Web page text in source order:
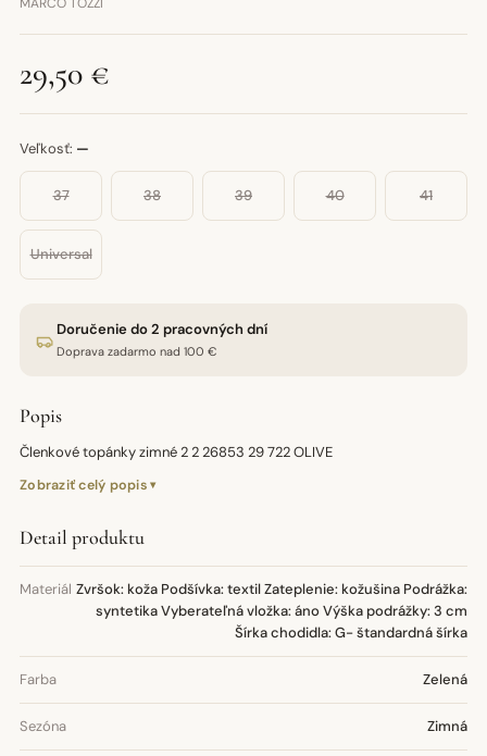
29,50 €
Veľkosť: —
37 38 39 40 41
Universal
Doručenie do 2 pracovných dní
Doprava zadarmo nad 100 €
Popis
Členkové topánky zimné 2 2 26853 29 722 OLIVE
Zobraziť celý popis
Detail produktu
Materiál Zvršok: koža Podšívka: textil Zateplenie: kožušina Podrážka:
syntetika Vyberateľná vložka: áno Výška podrážky: 3 cm
Šírka chodidla: G- štandardná šírka
Farba Zelená
Sezóna Zimná